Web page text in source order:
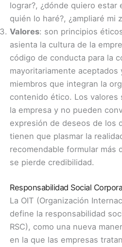
lograr?, ¿dónde quiero estar
quién lo haré?, ¿ampliaré mi
Valores: son principios
asienta la cultura de la
código de conducta para la
mayoritariamente
miembros que integran la
contenido ético. Los valores
la empresa y no pueden
expresión de deseos de los
tienen que plasmar la
recomendable formular más
se pierde credibilidad.
Responsabilidad Social
La OIT (Organización
define la responsabilidad
RSC), como una nueva
en la que las empresas